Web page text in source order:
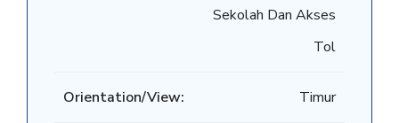
Sekolah Dan Akses
Tol
Orientation/View: Timur